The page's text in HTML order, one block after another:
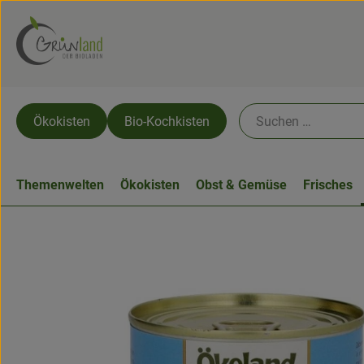
Ökokisten Bio-Kochkisten
Themenwelten Ökokisten Obst & Gemüse Frisches